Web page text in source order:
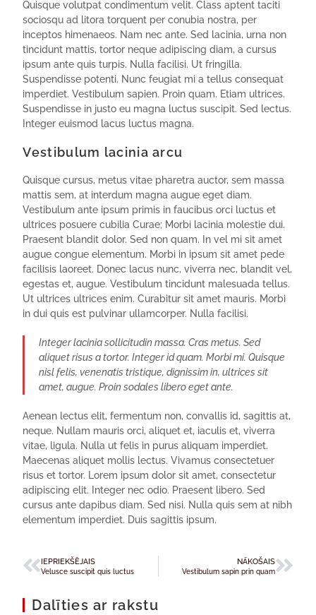
Quisque volutpat condimentum velit. Class aptent taciti
sociosqu ad litora torquent per conubia nostra, per
inceptos himenaeos. Nam nec ante. Sed lacinia, urna non
tincidunt mattis, tortor neque adipiscing diam, a cursus
ipsum ante quis turpis. Nulla facilisi. Ut fringilla.
Suspendisse potenti. Nunc feugiat mi a tellus consequat
imperdiet. Vestibulum sapien. Proin quam. Etiam ultrices.
Suspendisse in justo eu magna luctus suscipit. Sed lectus.
Integer euismod lacus luctus magna.
Vestibulum lacinia arcu
Quisque cursus, metus vitae pharetra auctor, sem massa
mattis sem, at interdum magna augue eget diam.
Vestibulum ante ipsum primis in faucibus orci luctus et
ultrices posuere cubilia Curae; Morbi lacinia molestie dui.
Praesent blandit dolor. Sed non quam. In vel mi sit amet
augue congue elementum. Morbi in ipsum sit amet pede
facilisis laoreet. Donec lacus nunc, viverra nec, blandit vel,
egestas et, augue. Vestibulum tincidunt malesuada tellus.
Ut ultrices ultrices enim. Curabitur sit amet mauris. Morbi
in dui quis est pulvinar ullamcorper. Nulla facilisi.
Integer lacinia sollicitudin massa. Cras metus. Sed
aliquet risus a tortor. Integer id quam. Morbi mi. Quisque
nisl felis, venenatis tristique, dignissim in, ultrices sit
amet, augue. Proin sodales libero eget ante.
Aenean lectus elit, fermentum non, convallis id, sagittis at,
neque. Nullam mauris orci, aliquet et, iaculis et, viverra
vitae, ligula. Nulla ut felis in purus aliquam imperdiet.
Maecenas aliquet mollis lectus. Vivamus consectetuer
risus et tortor. Lorem ipsum dolor sit amet, consectetur
adipiscing elit. Integer nec odio. Praesent libero. Sed
cursus ante dapibus diam. Sed nisi. Nulla quis sem at nibh
elementum imperdiet. Duis sagittis ipsum.
IEPRIEKŠĒJAIS
Velusce suscipit quis luctus
NĀKOŠAIS
Vestibulum sapin prin quam
Dalīties ar rakstu